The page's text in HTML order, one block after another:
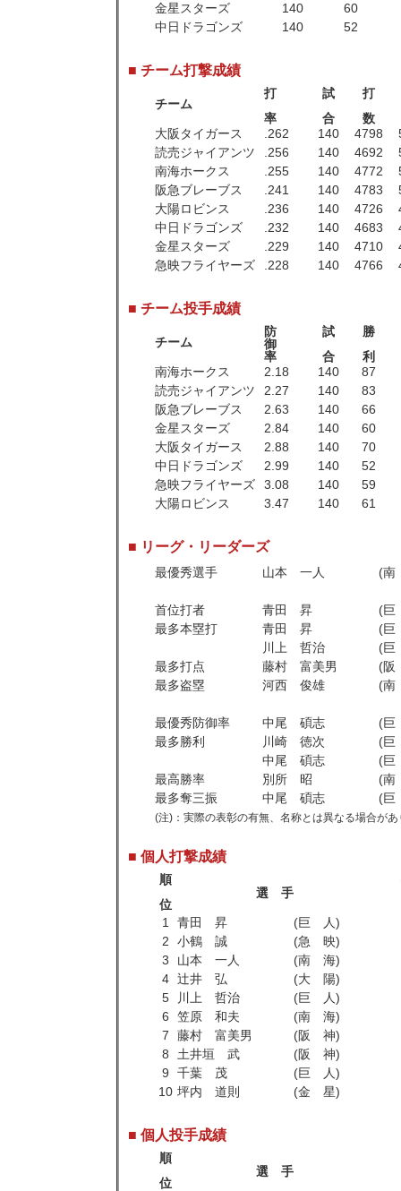
金星スターズ
140
60
中日ドラゴンズ
140 52
■ チーム打撃成績
チーム
打
率
試
合
打
数
大阪タイガース
.262 140 4798
読売ジャイアンツ
.256 140 4692
南海ホークス
.255 140 4772
阪急ブレーブス
.241 140 4783
大陽ロビンス
.236 140 4726
中日ドラゴンズ
.232 140 4683
金星スターズ
.229 140 4710
急映フライヤーズ
.228 140 4766
■ チーム投手成績
チーム
防
御
率
試
合
勝
利
南海ホークス
2.18 140
87
読売ジャイアンツ
2.27 140
83
阪急ブレーブス
2.63 140
66
金星スターズ
2.84 140
60
大阪タイガース
2.88 140
70
中日ドラゴンズ
2.99 140
52
急映フライヤーズ
3.08 140
59
大陽ロビンス
3.47 140 61
■ リーグ・リーダーズ
最優秀選手 山本 一人 (
首位打者 青田 昇
(
最多本塁打
青田 昇
(
川上 哲治
(
最多打点
藤村 富美男
(
最多盗塁
河西 俊雄 (
最優秀防御率 中尾 碩志
(
最多勝利
川崎 徳次
(
中尾 碩志
(
最高勝率
別所 昭
(
最多奪三振
中尾 碩志 (
(注)：実際の表彰の有無、名称とは異なる場合があ
■ 個人打撃成績
順
位
選 手
1 青田 昇
(巨 人)
2
小鶴 誠
(急 映)
3
山本 一人
(南 海)
4 辻井 弘
(大 陽)
5
川上 哲治
(巨 人)
6
笠原 和夫
(南 海)
7
藤村 富美男
(阪 神)
8
土井垣 武
(阪 神)
9
千葉 茂
(巨 人)
10 坪内 道則 (金 星)
■ 個人投手成績
順
位
選 手